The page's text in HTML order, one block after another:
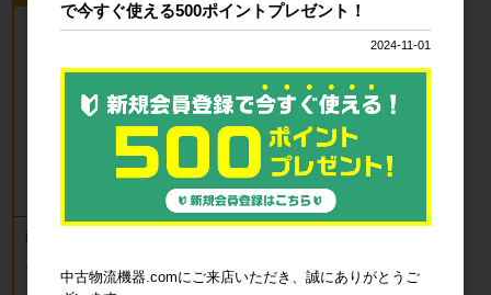
新品 カゴ台車 ロールボックスパレッ
ブルー
で今すぐ使える500ポイントプレゼント！
2024-11-01
中古物流機器.comにご来店いただき、誠にありがとうご